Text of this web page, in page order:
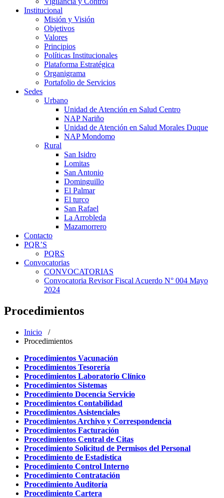
Institucional
Misión y Visión
Objetivos
Valores
Principios
Políticas Institucionales
Plataforma Estratégica
Organigrama
Portafolio de Servicios
Sedes
Urbano
Unidad de Atención en Salud Centro
NAP Nariño
Unidad de Atención en Salud Morales Duque
NAP Mondomo
Rural
San Isidro
Lomitas
San Antonio
Dominguillo
El Palmar
El turco
San Rafael
La Arrobleda
Mazamorrero
Contacto
PQR’S
PQRS
Convocatorias
CONVOCATORIAS
Convocatoria Revisor Fiscal Acuerdo N° 004 Mayo
2024
Procedimientos
Inicio /
Procedimientos
Procedimientos Vacunación
Procedimientos Tesorería
Procedimientos Laboratorio Clínico
Procedimientos Sistemas
Procedimiento Docencia Servicio
Procedimientos Contabilidad
Procedimientos Asistenciales
Procedimientos Archivo y Correspondencia
Procedimientos Facturación
Procedimientos Central de Citas
Procedimiento Solicitud de Permisos del Personal
Procedimiento de Estadística
Procedimiento Control Interno
Procedimiento Contratación
Procedimiento Auditoría
Procedimiento Cartera